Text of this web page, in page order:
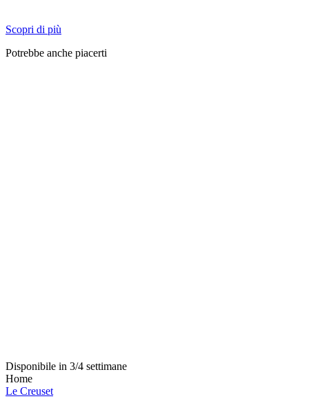
Scopri di più
Potrebbe anche piacerti
Disponibile in 3/4 settimane
Home
Le Creuset